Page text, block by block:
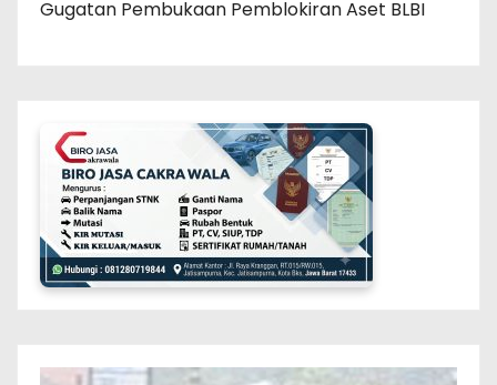
Gugatan Pembukaan Pemblokiran Aset BLBI